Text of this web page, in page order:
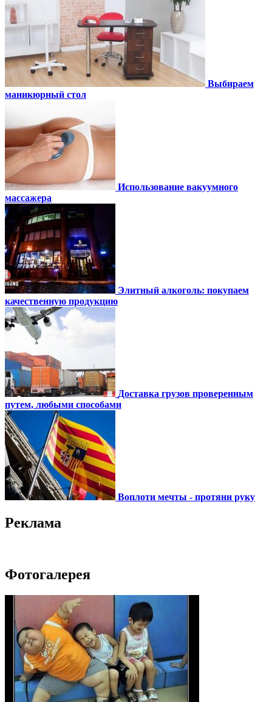
Выбираем
маникюрный стол
Использование вакуумного
массажера
Элитный алкоголь: покупаем
качественную продукцию
Доставка грузов проверенным
путем, любыми способами
Воплоти мечты - протяни руку
Реклама
Фотогалерея